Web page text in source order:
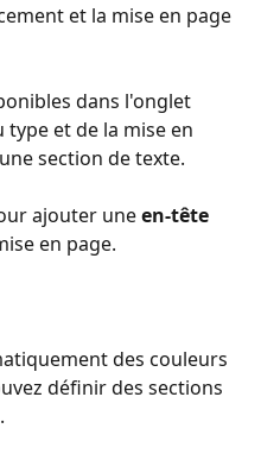
et la mise en page
dans l'onglet
et de la mise en
section de texte.
ajouter une en-tête
en page.
des couleurs
définir des sections